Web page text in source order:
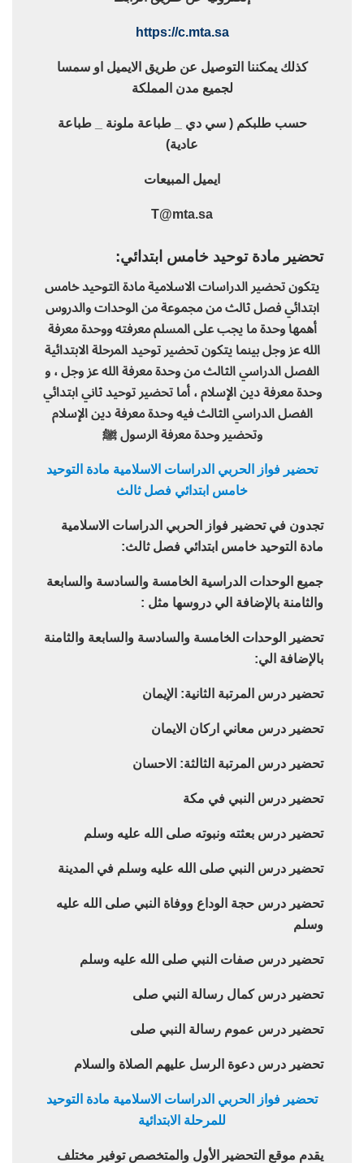
https://c.mta.sa
كذلك يمكننا التوصيل عن طريق الايميل او سمسا
لجميع مدن المملكة
حسب طلبكم ( سي دي _ طباعة ملونة _ طباعة
عادية)
ايميل المبيعات
T@mta.sa
تحضير مادة توحيد خامس ابتدائي:
يتكون تحضير الدراسات الاسلامية مادة التوحيد خامس
ابتدائي فصل ثالث من مجموعة من الوحدات والدروس
أهمها وحدة ما يجب على المسلم معرفته ووحدة معرفة
الله عز وجل بينما يتكون تحضير توحيد المرحلة الابتدائية
الفصل الدراسي الثالث من وحدة معرفة الله عز وجل ، و
وحدة معرفة دين الإسلام ، أما تحضير توحيد ثاني ابتدائي
الفصل الدراسي الثالث فيه وحدة معرفة دين الإسلام
وتحضير وحدة معرفة الرسول ﷺ
تحضير فواز الحربي الدراسات الاسلامية مادة التوحيد
خامس ابتدائي فصل ثالث
تجدون في تحضير فواز الحربي الدراسات الاسلامية
مادة التوحيد خامس ابتدائي فصل ثالث:
جميع الوحدات الدراسية الخامسة والسادسة والسابعة
والثامنة بالإضافة الي دروسها مثل :
تحضير الوحدات الخامسة والسادسة والسابعة والثامنة
بالإضافة الي:
تحضير درس المرتبة الثانية: الإيمان
تحضير درس معاني اركان الايمان
تحضير درس المرتبة الثالثة: الاحسان
تحضير درس النبي في مكة
تحضير درس بعثته ونبوته صلى الله عليه وسلم
تحضير درس النبي صلى الله عليه وسلم في المدينة
تحضير درس حجة الوداع ووفاة النبي صلى الله عليه
وسلم
تحضير درس صفات النبي صلى الله عليه وسلم
تحضير درس كمال رسالة النبي صلى
تحضير درس عموم رسالة النبي صلى
تحضير درس دعوة الرسل عليهم الصلاة والسلام
تحضير فواز الحربي الدراسات الاسلامية مادة التوحيد
للمرحلة الابتدائية
يقدم موقع التحضير الأول والمتخصص توفير مختلف